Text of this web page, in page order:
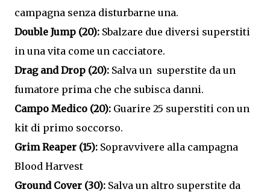
campagna senza disturbarne una.
Double Jump (20): Sbalzare due diversi superstiti
in una vita come un cacciatore.
Drag and Drop (20): Salva un superstite da un
fumatore prima che che subisca danni.
Campo Medico (20): Guarire 25 superstiti con un
kit di primo soccorso.
Grim Reaper (15): Sopravvivere alla campagna
Blood Harvest
Ground Cover (30): Salva un altro superstite da